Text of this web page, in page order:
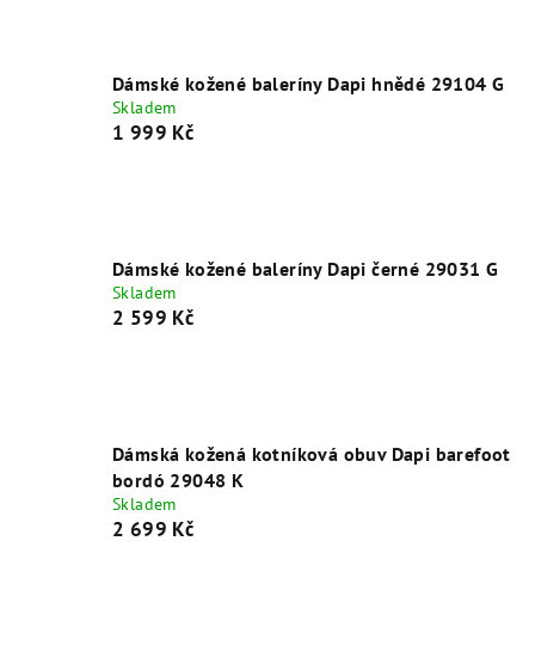
Dámské kožené baleríny Dapi hnědé 29104 G
Skladem
1 999 Kč
Dámské kožené baleríny Dapi černé 29031 G
Skladem
2 599 Kč
Dámská kožená kotníková obuv Dapi barefoot
bordó 29048 K
Skladem
2 699 Kč